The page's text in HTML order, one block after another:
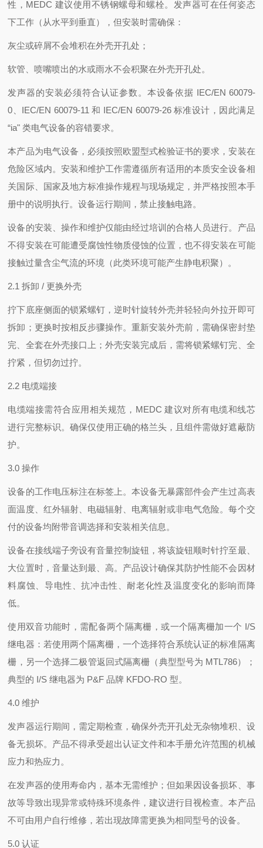
性，MEDC 建议使用不锈钢螺母和螺栓。发声器可在任何姿态
下工作（从水平到垂直），但安装时需确保：
灰尘或碎屑不会堆积在外壳开孔处；
软管、喷嘴喷出的水或雨水不会积聚在外壳开孔处。
发声器的安装必须符合认证参数。本设备依据 IEC/EN 60079-
0、IEC/EN 60079-11 和 IEC/EN 60079-26 标准设计，因此满足
“ia" 类电气设备的容错要求。
本产品为电气设备，必须按照欧盟型式检验证书的要求，安装在
危险区域内。安装和维护工作需遵循所有适用的本质安全设备相
关国际、国家及地方标准操作规程与现场规定，并严格按照本手
册中的说明执行。设备运行期间，禁止接触电路。
设备的安装、操作和维护仅能由经过培训的合格人员进行。产品
不得安装在可能遭受腐蚀性物质侵蚀的位置，也不得安装在可能
接触过量含尘气流的环境（此类环境可能产生静电积聚）。
2.1 拆卸 / 更换外壳
拧下底座侧面的锁紧螺钉，逆时针旋转外壳并轻轻向外拉开即可
拆卸；更换时按相反步骤操作。重新安装外壳前，需确保密封垫
完、全套在外壳接口上；外壳安装完成后，需将锁紧螺钉完、全
拧紧，但切勿过拧。
2.2 电缆端接
电缆端接需符合应用相关规范，MEDC 建议对所有电缆和线芯
进行完整标识。确保仅使用正确的格兰头，且组件需做好遮蔽防
护。
3.0 操作
设备的工作电压标注在标签上。本设备无暴露部件会产生过高表
面温度、红外辐射、电磁辐射、电离辐射或非电气危险。每个交
付的设备均附带音调选择和安装相关信息。
设备在接线端子旁设有音量控制旋钮，将该旋钮顺时针拧至最、
大位置时，音量达到最、高。产品设计确保其防护性能不会因材
料腐蚀、导电性、抗冲击性、耐老化性及温度变化的影响而降
低。
使用双音功能时，需配备两个隔离栅，或一个隔离栅加一个 I/S
继电器：若使用两个隔离栅，一个选择符合系统认证的标准隔离
栅，另一个选择二极管返回式隔离栅（典型型号为 MTL786）；
典型的 I/S 继电器为 P&F 品牌 KFDO-RO 型。
4.0 维护
发声器运行期间，需定期检查，确保外壳开孔处无杂物堆积、设
备无损坏。产品不得承受超出认证文件和本手册允许范围的机械
应力和热应力。
在发声器的使用寿命内，基本无需维护；但如果因设备损坏、事
故等导致出现异常或特殊环境条件，建议进行目视检查。本产品
不可由用户自行维修，若出现故障需更换为相同型号的设备。
5.0 认证